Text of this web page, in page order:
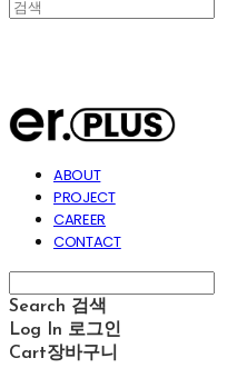
ABOUT
PROJECT
CAREER
CONTACT
Search 검색
Log In 로그인
Cart장바구니